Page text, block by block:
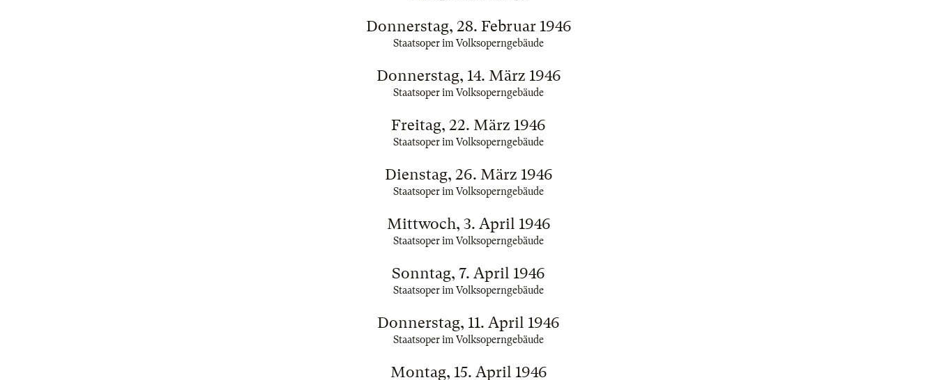
Donnerstag, 28. Februar 1946
Staatsoper im Volksoperngebäude
Donnerstag, 14. März 1946
Staatsoper im Volksoperngebäude
Freitag, 22. März 1946
Staatsoper im Volksoperngebäude
Dienstag, 26. März 1946
Staatsoper im Volksoperngebäude
Mittwoch, 3. April 1946
Staatsoper im Volksoperngebäude
Sonntag, 7. April 1946
Staatsoper im Volksoperngebäude
Donnerstag, 11. April 1946
Staatsoper im Volksoperngebäude
Montag, 15. April 1946